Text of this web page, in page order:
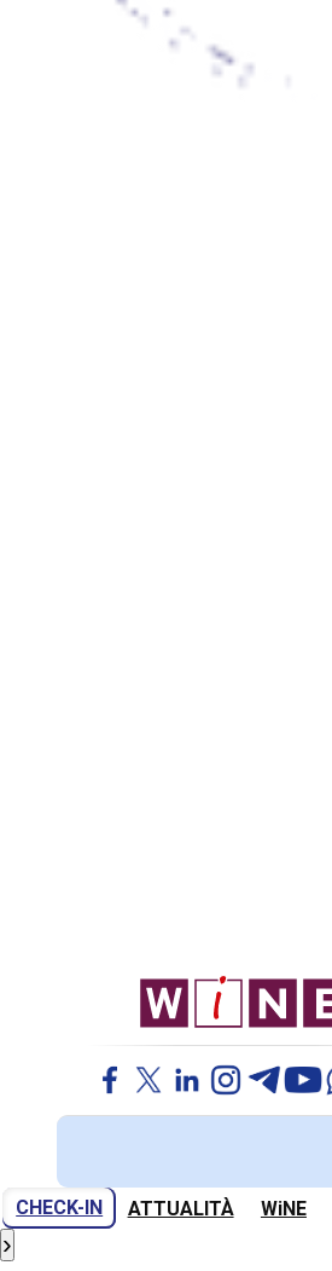
CHECK-IN ATTUALITÀ WiNE
›